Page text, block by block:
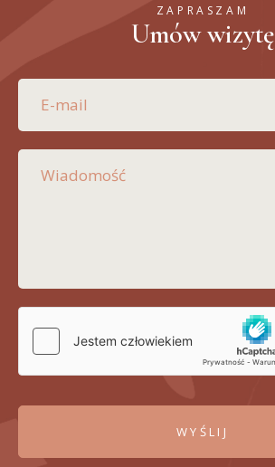
ZAPRASZAM
Umów wizytę
WYŚLIJ